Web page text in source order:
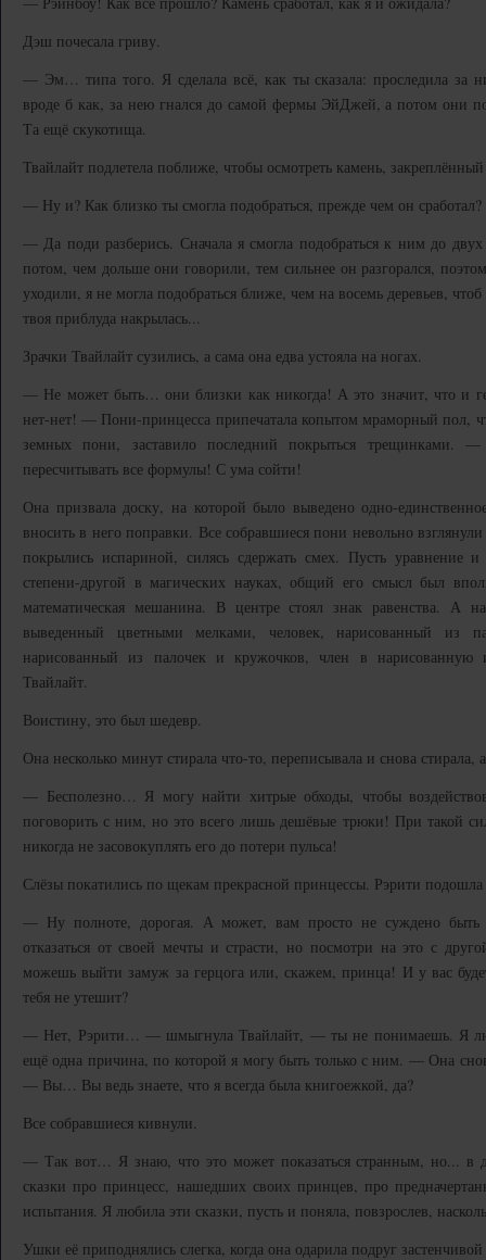
Дэш почесала гриву.
— Эм… типа того. Я сделала всё, как ты сказала: проследила за
вроде б как, за нею гнался до самой фермы ЭйДжей, а потом они
Та ещё скукотища.
Твайлайт подлетела поближе, чтобы осмотреть камень,
— Ну и? Как близко ты смогла подобраться, прежде чем он сработал?
— Да поди разберись. Сначала я смогла подобраться к ним до двух
потом, чем дольше они говорили, тем сильнее он разгорался,
уходили, я не могла подобраться ближе, чем на восемь деревьев,
твоя приблуда накрылась...
Зрачки Твайлайт сузились, а сама она едва устояла на ногах.
— Не может быть… они близки как никогда! А это значит, что и
нет-нет! — Пони-принцесса припечатала копытом мраморный пол,
земных пони, заставило последний покрыться
пересчитывать все формулы! С ума сойти!
Она призвала доску, на которой было выведено одно-
вносить в него поправки. Все собравшиеся пони невольно
покрылись испариной, силясь сдержать смех. Пусть
степени-другой в магических науках, общий его смысл был
математическая мешанина. В центре стоял знак равенства. А
выведенный цветными мелками, человек, нарисованный из
нарисованный из палочек и кружочков, член в нарисованную
Твайлайт.
Воистину, это был шедевр.
Она несколько минут стирала что-то, переписывала и снова
— Бесполезно… Я могу найти хитрые обходы, чтобы
поговорить с ним, но это всего лишь дешёвые трюки! При такой
никогда не засовокуплять его до потери пульса!
Слёзы покатились по щекам прекрасной принцессы. Рэрити
— Ну полноте, дорогая. А может, вам просто не суждено быть
отказаться от своей мечты и страсти, но посмотри на это с
можешь выйти замуж за герцога или, скажем, принца! И у вас
тебя не утешит?
— Нет, Рэрити… — шмыгнула Твайлайт, — ты не понимаешь. Я
ещё одна причина, по которой я могу быть только с ним. — Она
— Вы… Вы ведь знаете, что я всегда была книгоежкой, да?
Все собравшиеся кивнули.
— Так вот… Я знаю, что это может показаться странным, но... в
сказки про принцесс, нашедших своих принцев, про
испытания. Я любила эти сказки, пусть и поняла, повзрослев,
Ушки её приподнялись слегка, когда она одарила подруг